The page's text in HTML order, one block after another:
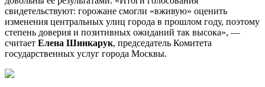
свидетельствуют: горожане смогли «вживую» оценить
изменения центральных улиц города в прошлом году, поэтому
степень доверия и позитивных ожиданий так высока», —
считает Елена Шинкарук, председатель Комитета
государственных услуг города Москвы.